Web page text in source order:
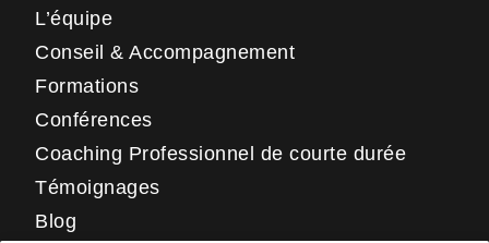
L’équipe
Conseil & Accompagnement
Formations
Conférences
Coaching Professionnel de courte durée
Témoignages
Blog